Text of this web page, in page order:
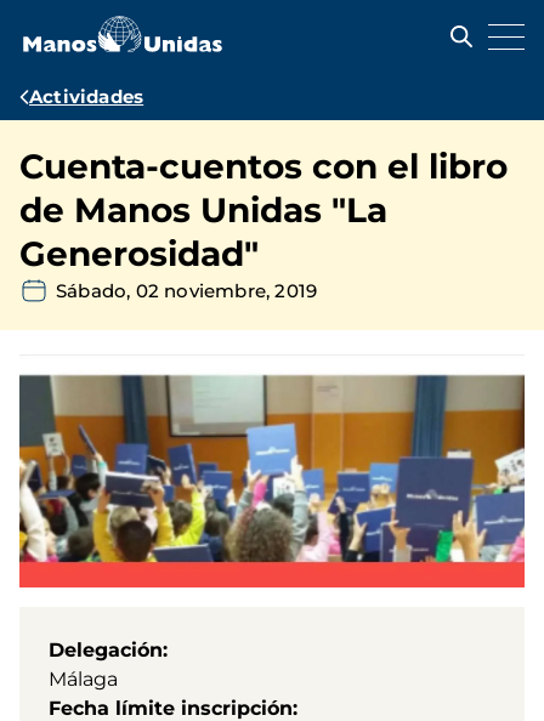
contenido
Ruta
navegación
Actividades
Cuenta-cuentos con el libro
de Manos Unidas "La
Generosidad"
Sábado, 02 noviembre, 2019
Delegación
Málaga
Fecha límite inscripción